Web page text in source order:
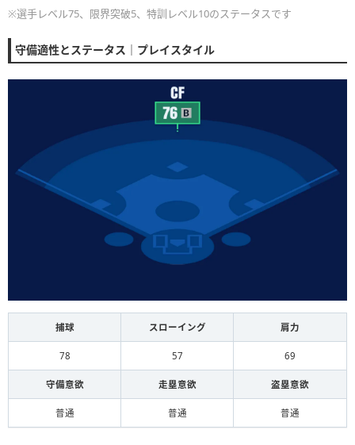
※選手レベル75、限界突破5、特訓レベル10のステータスです
守備適性とステータス｜プレイスタイル
捕球 スローイング 肩力
78 57 69
守備意欲 走塁意欲 盗塁意欲
普通 普通 普通